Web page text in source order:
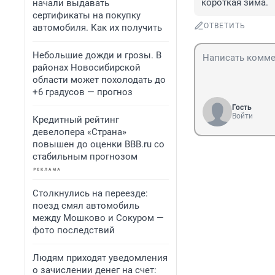
начали выдавать
сертификаты на покупку
автомобиля. Как их получить
Небольшие дожди и грозы. В
районах Новосибирской
области может похолодать до
+6 градусов — прогноз
Кредитный рейтинг
девелопера «Страна»
повышен до оценки BBB.ru со
стабильным прогнозом
Столкнулись на переезде:
поезд смял автомобиль
между Мошково и Сокуром —
фото последствий
Людям приходят уведомления
о зачислении денег на счет:
короткая зима.
ОТВЕТИТЬ
Гость
Войти